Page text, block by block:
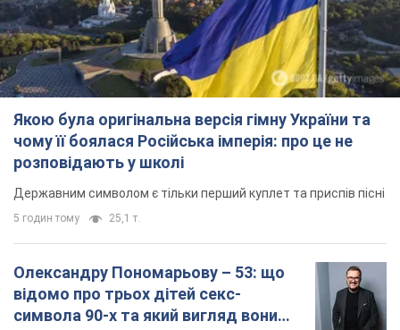
Якою була оригінальна версія гімну України та
чому її боялася Російська імперія: про це не
розповідають у школі
Державним символом є тільки перший куплет та приспів пісні
5 годин тому 25,1 т.
Олександру Пономарьову – 53: що
відомо про трьох дітей секс-
символа 90-х та який вигляд вони